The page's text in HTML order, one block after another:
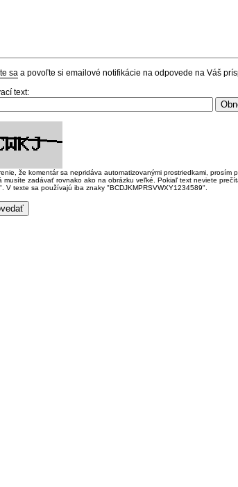
sa a povoľte si emailové notifikácie na odpovede na Váš
text:
že komentár sa nepridáva automatizovanými prostriedkami, prosím
musíte zadávať rovnako ako na obrázku veľké. Pokiaľ text neviete
V texte sa používajú iba znaky "BCDJKMPRSVWXY1234589".